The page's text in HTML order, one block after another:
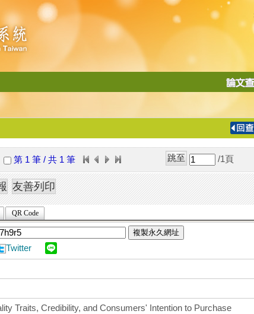
導
第 1 筆 / 共 1 筆 /1 頁
QR Code
複製永久網址
Twitter
Traits, Credibility, and Consumers' Intention to Purchase